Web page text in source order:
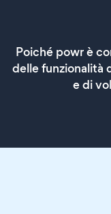
Poiché powr è
delle funzionalità
e di